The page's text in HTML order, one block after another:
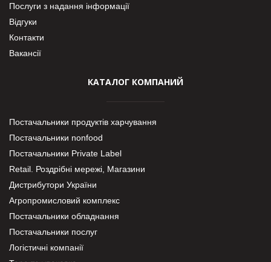
Послуги з надання інформації
Відгуки
Контакти
Вакансії
КАТАЛОГ КОМПАНИЙ
Постачальники продуктів харчування
Постачальники nonfood
Постачальники Private Label
Retail. Роздрібні мережі, Магазини
Дистрибутори України
Агропромисловий комплекс
Постачальники обладнання
Постачальники послуг
Логістичні компанії